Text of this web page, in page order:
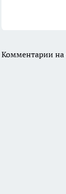
Комментарии на